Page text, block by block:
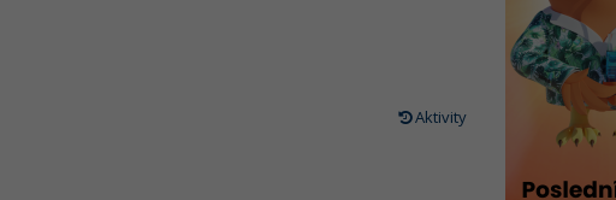
Aktivity